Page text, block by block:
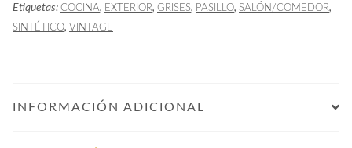
Etiquetas: COCINA, EXTERIOR, GRISES, PASILLO, SALÓN/COMEDOR,
SINTÉTICO, VINTAGE
INFORMACIÓN ADICIONAL